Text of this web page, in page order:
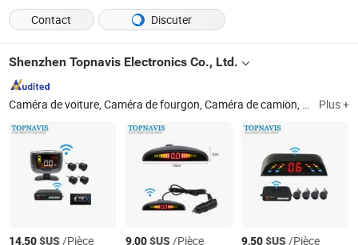
Contact
Discuter
Shenzhen Topnavis Electronics Co., Ltd.
Caméra de voiture, Caméra de fourgon, Caméra de camion, Caméra de recul, Caméra de tableau de bord, 360 Caméra de surveillance, Capteur de stationnement, Moniteur de voiture, Système de caméra de recul, Moniteur de fatigue du conducteur Plus +
14,50$US/Pièce 9,00$US/Pièce 9,50$US/Pièce